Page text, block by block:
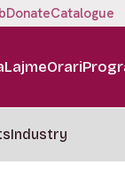
DonateCatalogue
LajmeOrari
Industry